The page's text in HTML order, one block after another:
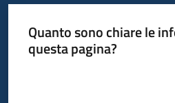
Quanto sono chiare le
questa pagina?